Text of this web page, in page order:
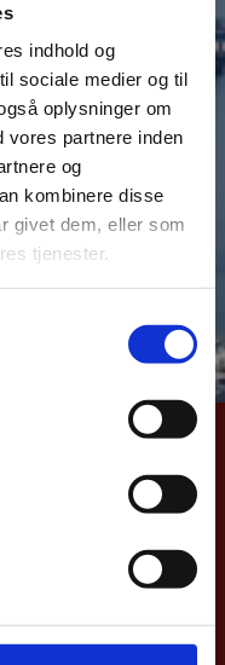
indhold og
sociale medier og til
oplysninger om
vores partnere inden
og
kombinere disse
givet dem, eller som
tjenester.
med
oversigter
vigtigste
giver et aktuelt
samt direkte
bygger på